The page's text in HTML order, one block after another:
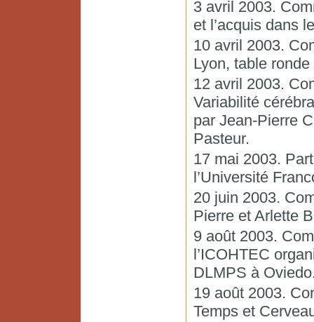
3 avril 2003.
et l’acquis dans
10 avril 2003.
Lyon, table
12 avril 2003.
Variabilité
par Jean-Pierre
Pasteur.
17 mai 2003.
l’Université
20 juin 2003.
Pierre et Arlette
9 août 2003.
l’ICOHTEC
DLMPS à
19 août 2003.
Temps et